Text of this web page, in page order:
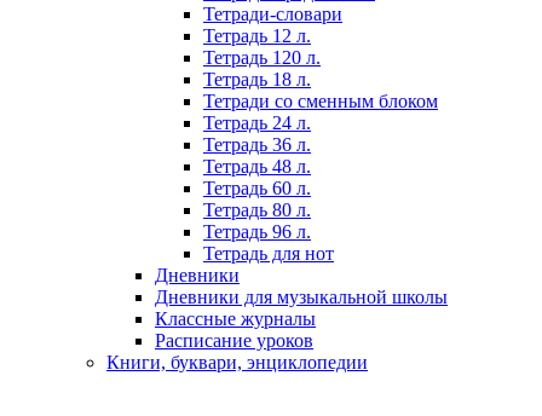
Тетради-словари
Тетрадь 12 л.
Тетрадь 120 л.
Тетрадь 18 л.
Тетради со сменным блоком
Тетрадь 24 л.
Тетрадь 36 л.
Тетрадь 48 л.
Тетрадь 60 л.
Тетрадь 80 л.
Тетрадь 96 л.
Тетрадь для нот
Дневники
Дневники для музыкальной школы
Классные журналы
Расписание уроков
Книги, буквари, энциклопедии